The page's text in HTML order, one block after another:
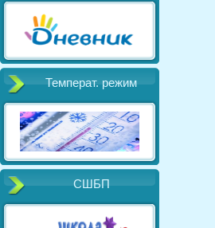
Температ. режим
СШБП